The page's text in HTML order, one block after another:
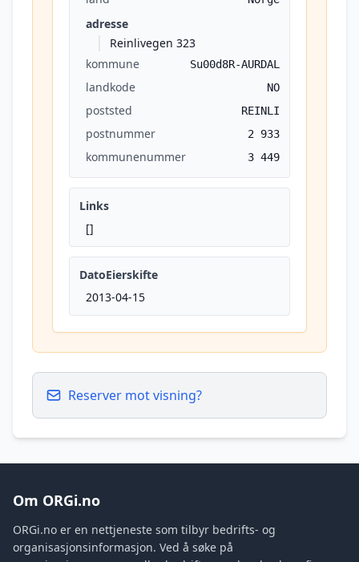
adresse
Reinlivegen 323
kommune
Su00d8R-AURDAL
landkode NO
poststed REINLI
postnummer 2 933
kommunenummer 3 449
Links
[]
DatoEierskifte
2013-04-15
Reserver mot visning?
Om ORGi.no
ORGi.no er en nettjeneste som tilbyr bedrifts- og
organisasjonsinformasjon. Ved å søke på